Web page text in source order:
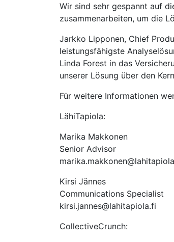
Wir sind sehr gespannt auf
zusammenarbeiten, um die
Jarkko Lipponen, Chief
leistungsfähigste
Linda Forest in das
unserer Lösung über den
Für weitere Informationen
LähiTapiola:
Marika Makkonen
Senior Advisor
Kirsi Jännes
Communications Specialist
kirsi.jannes@lahitapiola.fi
CollectiveCrunch: